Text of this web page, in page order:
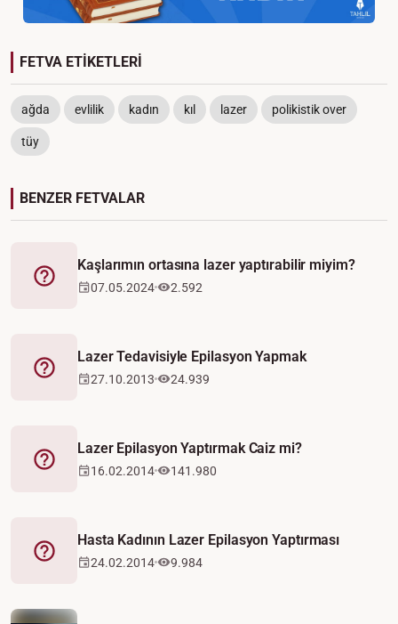
FETVA ETİKETLERİ
ağda evlilik kadın kıl lazer polikistik over
tüy
BENZER FETVALAR
Fetva
Kaşlarımın ortasına lazer yaptırabilir miyim?
07.05.2024 2.592
Fetva
Lazer Tedavisiyle Epilasyon Yapmak
27.10.2013 24.939
Fetva
Lazer Epilasyon Yaptırmak Caiz mi?
16.02.2014 141.980
Fetva
Hasta Kadının Lazer Epilasyon Yaptırması
24.02.2014 9.984